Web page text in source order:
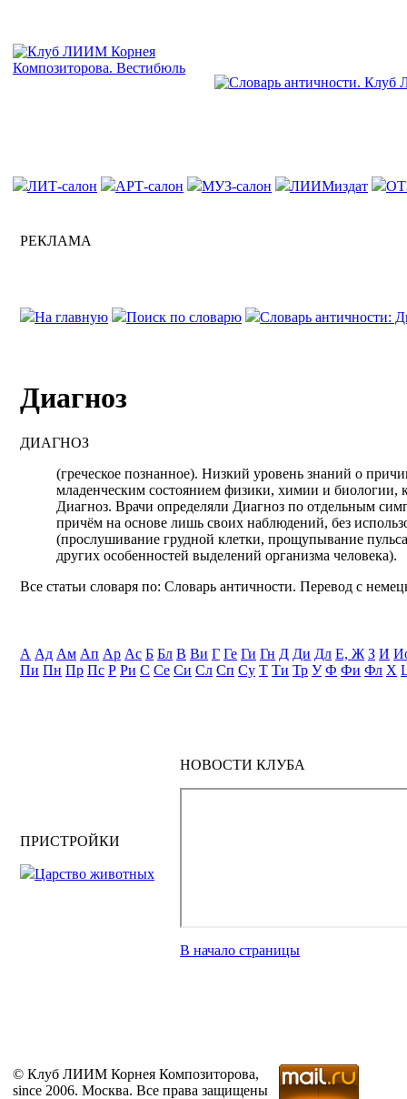
ЛИТ-салон АРТ-салон МУЗ-салон ЛИИМиздат
РЕКЛАМА
На главную Поиск по словарю Словарь античности:
Диагноз
ДИАГНОЗ
(греческое познанное). Низкий уровень знаний о
младенческим состоянием физики, химии и биологии,
Диагноз. Врачи определяли Диагноз по отдельным
причём на основе лишь своих наблюдений, без
(прослушивание грудной клетки, прощупывание
других особенностей выделений организма человека).
Все статьи словаря по: Словарь античности. Перевод с
А Ад Ам Ап Ар Ас Б Бл В Ви Г Ге Ги Гн Д Ди Дл Е, Ж З И
Пи Пн Пр Пс Р Ри С Се Си Сл Сп Су Т Ти Тр У Ф Фи Фл Х
ПРИСТРОЙКИ
Царство животных
НОВОСТИ КЛУБА
В начало страницы
© Клуб ЛИИМ Корнея Композиторова,
since 2006. Москва. Все права защищены